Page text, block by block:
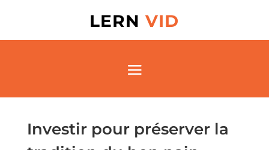
LERNVID
Investir pour préserver la